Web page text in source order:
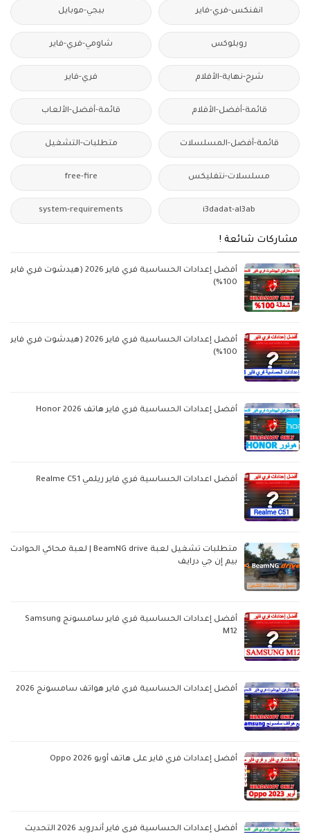
انفنكس-فري-فاير ببجي-موبايل
روبلوكس شاومي-فري-فاير
شرح-نهاية-الأفلام فري-فاير
قائمة-أفضل-الأفلام قائمة-أفضل-الألعاب
قائمة-أفضل-المسلسلات متطلبات-التشغيل
مسلسلات-نتفليكس free-fire
i3dadat-al3ab
system-requirements
مشاركات شائعة !
أفضل إعدادات الحساسية فري فاير 2026 (هيدشوت فري فاير
100%)
أفضل إعدادات الحساسية فري فاير 2026 (هيدشوت فري فاير
100%)
أفضل إعدادات الحساسية فري فاير هاتف Honor 2026
أفضل اعدادات الحساسية فري فاير ريلمي Realme C51
متطلبات تشغيل لعبة BeamNG drive | لعبة محاكي الحوادث
بيم إن جي درايف
أفضل إعدادات الحساسية فري فاير سامسونج Samsung
M12
أفضل إعدادات الحساسية فري فاير هواتف سامسونج 2026
أفضل إعدادات فري فاير على هاتف أوبو Oppo 2026
أفضل إعدادات الحساسية فري فاير أندرويد 2026 التحديث